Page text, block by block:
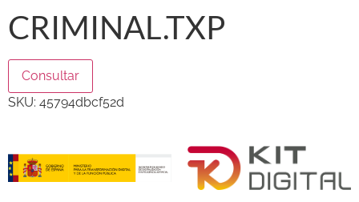
CRIMINAL.TXP
Consultar
SKU: 45794dbcf52d